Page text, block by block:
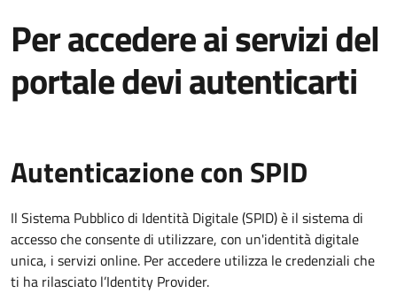
Per accedere ai servizi del
portale devi autenticarti
Autenticazione con SPID
Il Sistema Pubblico di Identità Digitale (SPID) è il sistema di
accesso che consente di utilizzare, con un'identità digitale
unica, i servizi online. Per accedere utilizza le credenziali che
ti ha rilasciato l’Identity Provider.